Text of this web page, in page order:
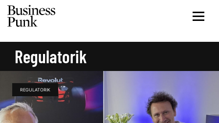
Regulatorik
REGULATORIK